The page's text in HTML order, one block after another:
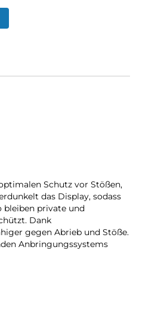
Schutz vor Stößen,
das Display, sodass
bleiben private und
Dank
gegen Abrieb und Stöße.
Anbringungssystems